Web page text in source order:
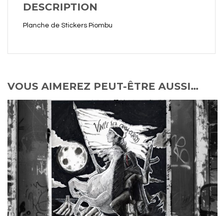
DESCRIPTION
Planche de Stickers Piombu
VOUS AIMEREZ PEUT-ÊTRE AUSSI…